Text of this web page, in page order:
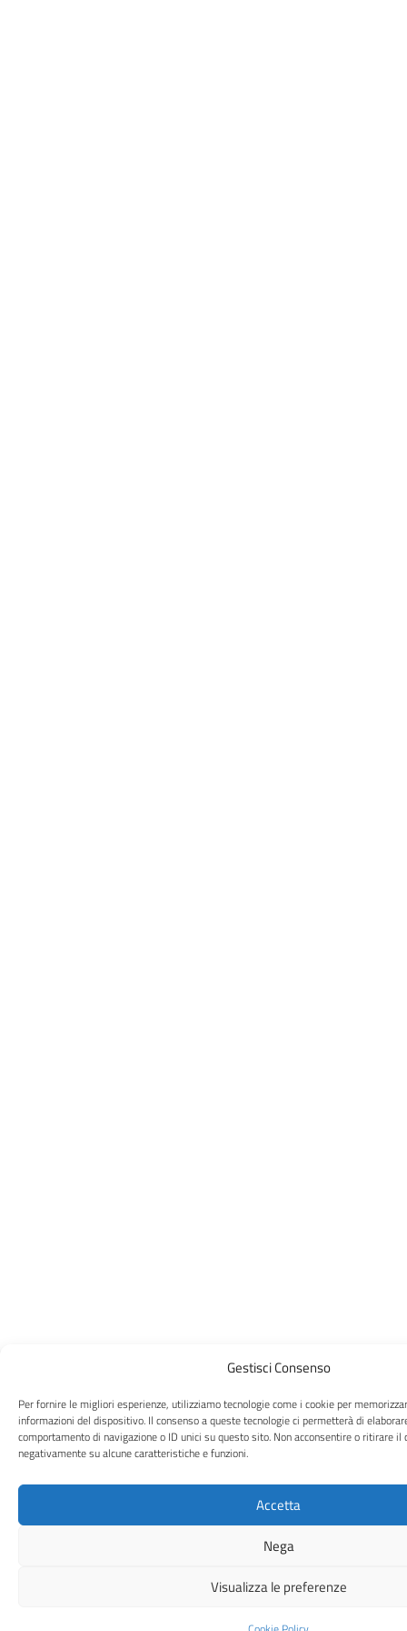
Gestisci Consenso
Per fornire le migliori esperienze, utilizziamo tecnologie come i cookie per
informazioni del dispositivo. Il consenso a queste tecnologie ci permetterà di
comportamento di navigazione o ID unici su questo sito. Non acconsentire o ritirare il
negativamente su alcune caratteristiche e funzioni.
Accetta
Nega
Visualizza le preferenze